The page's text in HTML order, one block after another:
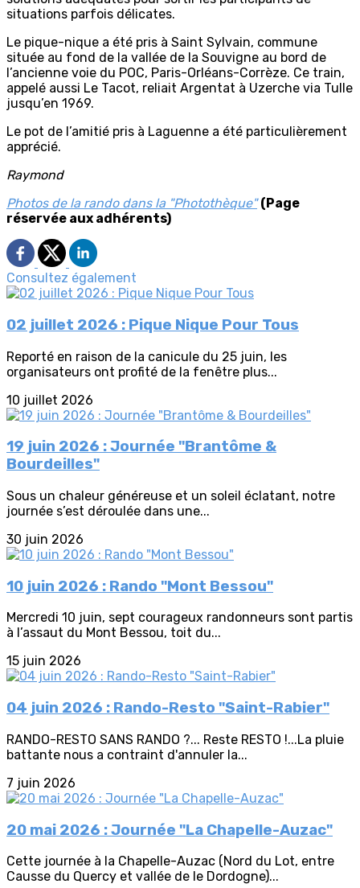
situations parfois délicates.
Le pique-nique a été pris à Saint Sylvain, commune
située au fond de la vallée de la Souvigne au bord de
l’ancienne voie du POC, Paris-Orléans-Corrèze. Ce train,
appelé aussi Le Tacot, reliait Argentat à Uzerche via Tulle
jusqu’en 1969.
Le pot de l’amitié pris à Laguenne a été particulièrement
apprécié.
Raymond
Photos de la rando dans la "Photothèque" (Page
réservée aux adhérents)
Consultez également
02 juillet 2026 : Pique Nique Pour Tous
Reporté en raison de la canicule du 25 juin, les
organisateurs ont profité de la fenêtre plus...
10 juillet 2026
19 juin 2026 : Journée "Brantôme &
Bourdeilles"
Sous un chaleur généreuse et un soleil éclatant, notre
journée s’est déroulée dans une...
30 juin 2026
10 juin 2026 : Rando "Mont Bessou"
Mercredi 10 juin, sept courageux randonneurs sont partis
à l’assaut du Mont Bessou, toit du...
15 juin 2026
04 juin 2026 : Rando-Resto "Saint-Rabier"
RANDO-RESTO SANS RANDO ?... Reste RESTO !...La pluie
battante nous a contraint d'annuler la...
7 juin 2026
20 mai 2026 : Journée "La Chapelle-Auzac"
Cette journée à la Chapelle-Auzac (Nord du Lot, entre
Causse du Quercy et vallée de le Dordogne)...